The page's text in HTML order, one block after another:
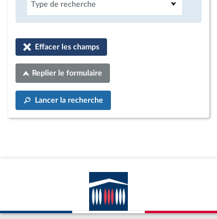
Type de recherche
Effacer les champs
Replier le formulaire
Lancer la recherche